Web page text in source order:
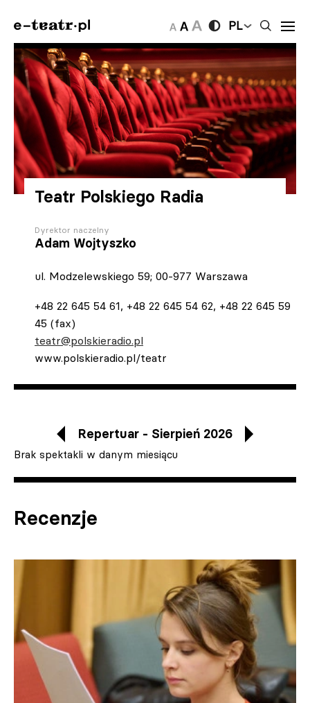
PL
Teatr Polskiego Radia
Dyrektor naczelny
Adam Wojtyszko
ul. Modzelewskiego 59; 00-977 Warszawa
+48 22 645 54 61, +48 22 645 54 62, +48 22 645 59
45 (fax)
teatr@polskieradio.pl
www.polskieradio.pl/teatr
Repertuar - Sierpień 2026
Brak spektakli w danym miesiącu
Recenzje